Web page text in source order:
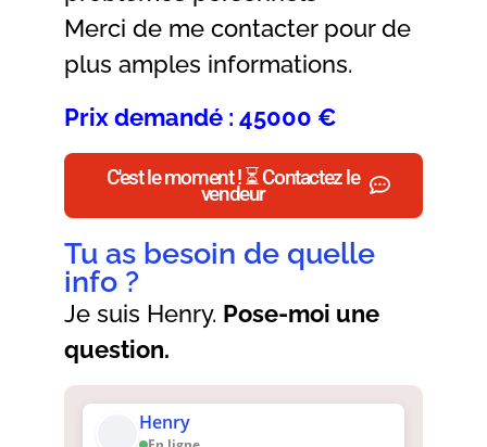
Merci de me contacter pour de
plus amples informations.
Prix demandé : 45000 €
C'est le moment ! ⏳ Contactez le
vendeur
Henry
Je suis Henry. Pose-moi une
question.
Tu as besoin de quelle
info ?